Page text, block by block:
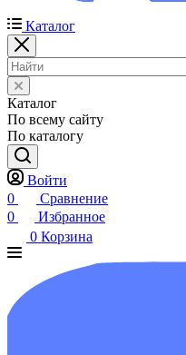
Каталог
Каталог
По всему сайту
По каталогу
Войти
0
Сравнение
0
Избранное
0 Корзина